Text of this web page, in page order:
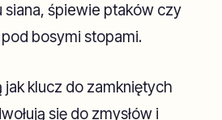
śpiewie ptaków czy
bosymi stopami.
jak klucz do zamkniętych
się do zmysłów i